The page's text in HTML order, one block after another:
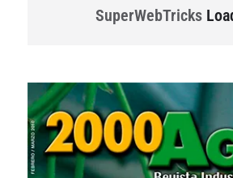
SuperWebTricks